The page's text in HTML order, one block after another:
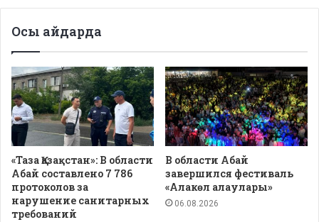
Осы айдарда
«Таза Қазақстан»: В области
Абай составлено 7 786
протоколов за
нарушение санитарных
требований
В области Абай
завершился фестиваль
«Алакөл алаулары»
06.08.2026